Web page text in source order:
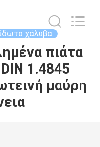
χάλυβα
πιάτα
1.4845
μαύρη